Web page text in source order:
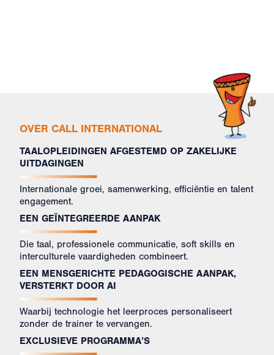
OVER CALL INTERNATIONAL
TAALOPLEIDINGEN AFGESTEMD OP ZAKELIJKE
UITDAGINGEN
Internationale groei, samenwerking, efficiëntie en talent
engagement.
EEN GEÏNTEGREERDE AANPAK
Die taal, professionele communicatie, soft skills en
interculturele vaardigheden combineert.
EEN MENSGERICHTE PEDAGOGISCHE AANPAK,
VERSTERKT DOOR AI
Waarbij technologie het leerproces personaliseert
zonder de trainer te vervangen.
EXCLUSIEVE PROGRAMMA’S